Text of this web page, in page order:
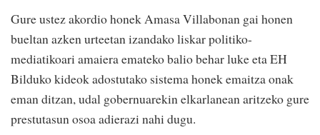
Gure ustez akordio honek Amasa Villabonan gai honen
bueltan azken urteetan izandako liskar politiko-
mediatikoari amaiera emateko balio behar luke eta EH
Bilduko kideok adostutako sistema honek emaitza onak
eman ditzan, udal gobernuarekin elkarlanean aritzeko gure
prestutasun osoa adierazi nahi dugu.